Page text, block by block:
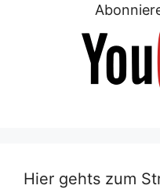
Hier gehts zum